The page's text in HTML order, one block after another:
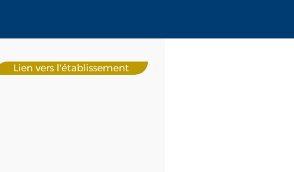
Lien vers l'établissement